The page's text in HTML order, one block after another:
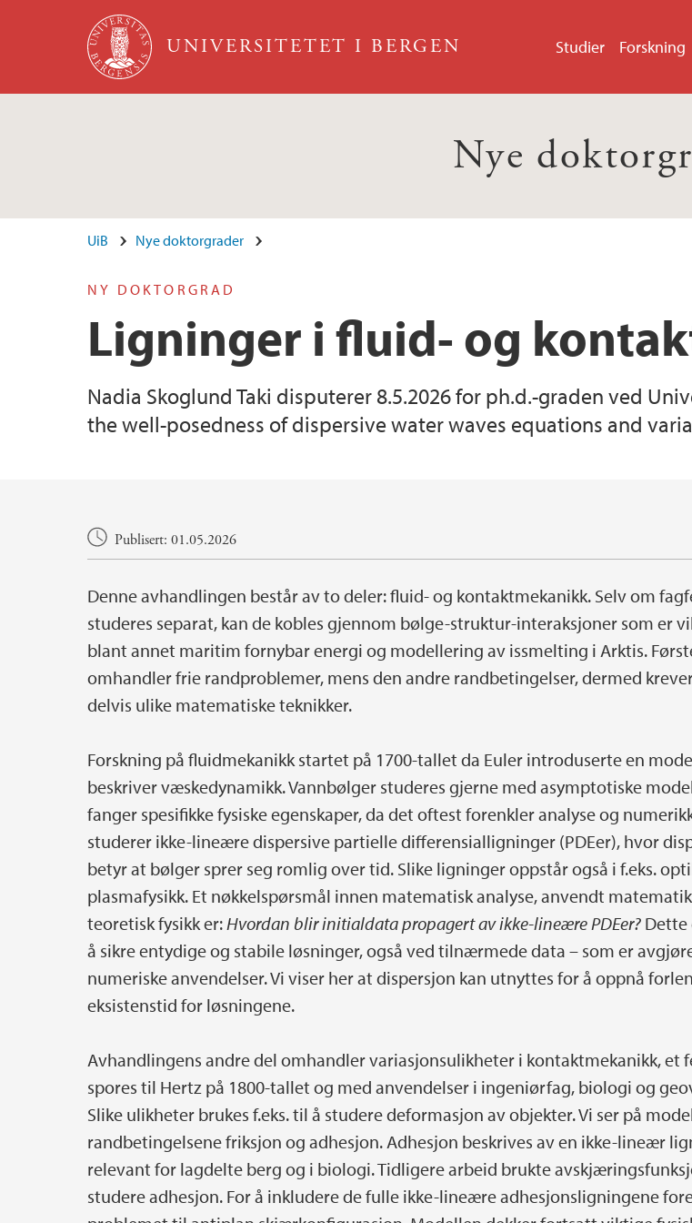
Hopp til hovedinnhold
UNIVERSITETET I BERGEN Studier Forskning
Nye
UiB Nye doktorgrader
NY DOKTORGRAD
Ligninger i fluid- og
Nadia Skoglund Taki disputerer 8.5.2026 for ph.d.-graden ved
the well-posedness of dispersive water waves equations and
HovedinnholdPublisert: 01.05.2026
Denne avhandlingen består av to deler: fluid- og kontaktmekanikk. Selv om
studeres separat, kan de kobles gjennom bølge-struktur-interaksjoner som er
blant annet maritim fornybar energi og modellering av issmelting i Arktis.
omhandler frie randproblemer, mens den andre randbetingelser, dermed
delvis ulike matematiske teknikker.
Forskning på fluidmekanikk startet på 1700-tallet da Euler introduserte en
beskriver væskedynamikk. Vannbølger studeres gjerne med asymptotiske
fanger spesifikke fysiske egenskaper, da det oftest forenkler analyse og
studerer ikke-lineære dispersive partielle differensialligninger (PDEer), hvor
betyr at bølger sprer seg romlig over tid. Slike ligninger oppstår også i f.eks.
plasmafysikk. Et nøkkelspørsmål innen matematisk analyse, anvendt
teoretisk fysikk er:Hvordan blir initialdata propagert av ikke-lineære PDEer?
å sikre entydige og stabile løsninger, også ved tilnærmede data – som er
numeriske anvendelser. Vi viser her at dispersjon kan utnyttes for å oppnå
eksistenstid for løsningene.
Avhandlingens andre del omhandler variasjonsulikheter i kontaktmekanikk, et
spores til Hertz på 1800-tallet og med anvendelser i ingeniørfag, biologi og
Slike ulikheter brukes f.eks. til å studere deformasjon av objekter. Vi ser på
randbetingelsene friksjon og adhesjon. Adhesjon beskrives av en ikke-lineær
relevant for lagdelte berg og i biologi. Tidligere arbeid brukte
studere adhesjon. For å inkludere de fulle ikke-lineære adhesjonsligningene